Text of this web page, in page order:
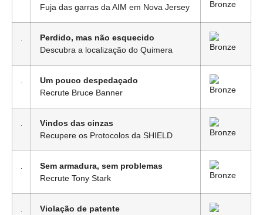
Fuja das garras da AIM em Nova Jersey
Perdido, mas não esquecido
Descubra a localização do Quimera
Um pouco despedaçado
Recrute Bruce Banner
Vindos das cinzas
Recupere os Protocolos da SHIELD
Sem armadura, sem problemas
Recrute Tony Stark
Violação de patente